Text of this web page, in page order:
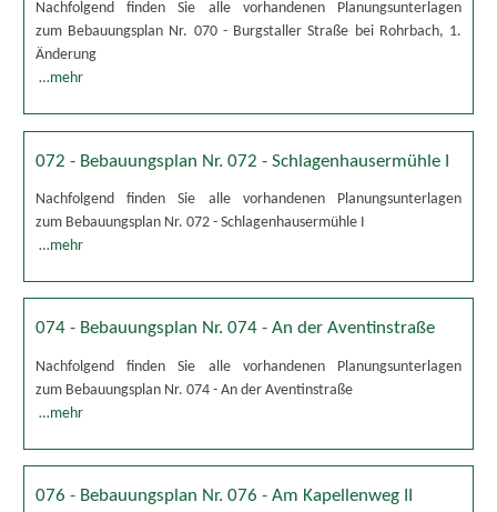
Nachfolgend finden Sie alle vorhandenen Planungsunterlagen
zum Bebauungsplan Nr. 070 - Burgstaller Straße bei Rohrbach, 1.
Änderung
…mehr
072 - Bebauungsplan Nr. 072 - Schlagenhausermühle I
Nachfolgend finden Sie alle vorhandenen Planungsunterlagen
zum Bebauungsplan Nr. 072 - Schlagenhausermühle I
…mehr
074 - Bebauungsplan Nr. 074 - An der Aventinstraße
Nachfolgend finden Sie alle vorhandenen Planungsunterlagen
zum Bebauungsplan Nr. 074 - An der Aventinstraße
…mehr
076 - Bebauungsplan Nr. 076 - Am Kapellenweg II